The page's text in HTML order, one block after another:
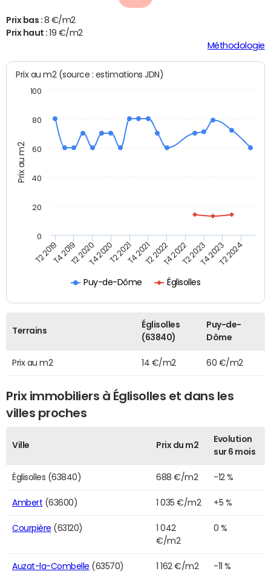
Prix bas : 8 €/m2
Prix haut :19 €/m2
Méthodologie
Prix au m2
Prix au m2 (source : estimations JDN)
Puy-de-Dôme Églisolles
T2 2019T4 2019T2 2020T4 2020T2 2021T4 2021T2 2022T4 2022T2 2023T4 2023T2 2024
0
20
40
60
80
100
Terrains
Églisolles
(63840)
Puy-de-
Dôme
Prix au m2 14 €/m2 60 €/m2
Prix immobiliers à Églisolles et dans les
villes proches
Ville Prix du m2
Evolution
sur 6 mois
Églisolles (63840) 688 €/m2 -12 %
Ambert (63600) 1 035 €/m2 +5 %
Courpière (63120)
1 042
€/m2
0 %
Auzat-la-Combelle (63570) 1 162 €/m2 -11 %